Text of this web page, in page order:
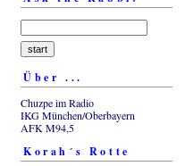
Über ...
Chuzpe im Radio
IKG München/Oberbayern
AFK M94,5
Korah´s Rotte